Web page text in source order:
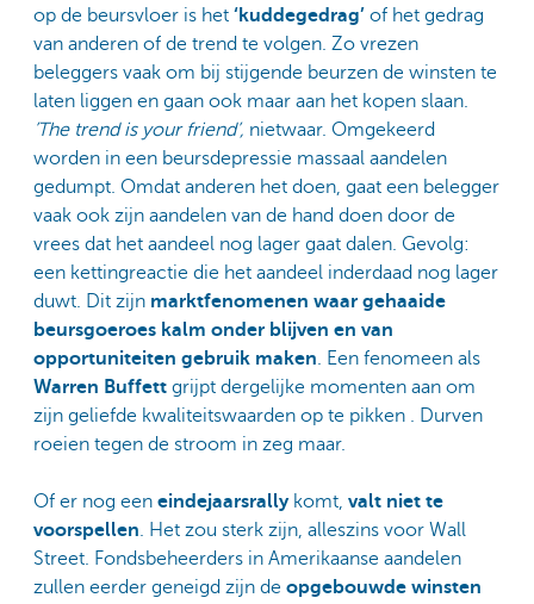
op de beursvloer is het ‘kuddegedrag’ of het gedrag
van anderen of de trend te volgen. Zo vrezen
beleggers vaak om bij stijgende beurzen de winsten te
laten liggen en gaan ook maar aan het kopen slaan.
’The trend is your friend’, nietwaar. Omgekeerd
worden in een beursdepressie massaal aandelen
gedumpt. Omdat anderen het doen, gaat een belegger
vaak ook zijn aandelen van de hand doen door de
vrees dat het aandeel nog lager gaat dalen. Gevolg:
een kettingreactie die het aandeel inderdaad nog lager
duwt. Dit zijn marktfenomenen waar gehaaide
beursgoeroes kalm onder blijven en van
opportuniteiten gebruik maken. Een fenomeen als
Warren Buffett grijpt dergelijke momenten aan om
zijn geliefde kwaliteitswaarden op te pikken . Durven
roeien tegen de stroom in zeg maar.
Of er nog een eindejaarsrally komt, valt niet te
voorspellen. Het zou sterk zijn, alleszins voor Wall
Street. Fondsbeheerders in Amerikaanse aandelen
zullen eerder geneigd zijn de opgebouwde winsten